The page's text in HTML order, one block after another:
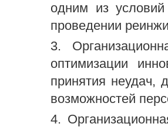
одним из
проведении
3.
оптимизации
принятия неудач,
возможностей
4.